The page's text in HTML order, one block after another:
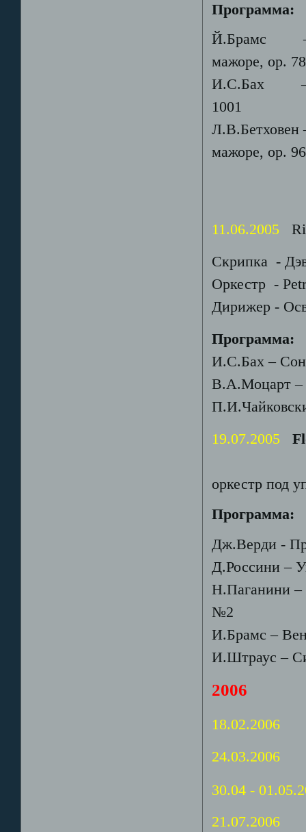
Программа:
Й.Брамс –
мажоре, ор. 78
И.С.Бах –
1001
Л.В.Бетховен
мажоре, ор. 96
11.06.2005
Скрипка -
Оркестр -
Дирижер -
Программа:
И.С.Бах –
В.А.Моцарт –
19.07.2005
оркестр под
Программа:
Дж.Верди -
Д.Россини –
Н.Паганини –
№2
И.Брамс –
И.Штраус –
2006
18.02.2006
24.03.2006
30.04 -
21.07.2006